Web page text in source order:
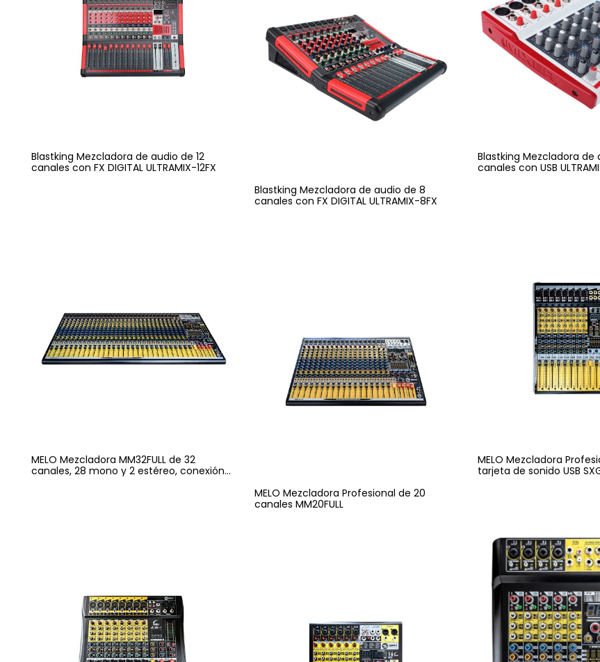
Blastking Mezcladora de audio de 12
canales con FX DIGITAL ULTRAMIX-12FX
Blastking Mezcladora de audio de 8
canales con FX DIGITAL ULTRAMIX-8FX
Blastking Mezcladora de
canales con USB
MELO Mezcladora MM32FULL de 32
canales, 28 mono y 2 estéreo, conexión
MELO Mezcladora Profesional de 20
canales MM20FULL
MELO Mezcladora
tarjeta de sonido USB